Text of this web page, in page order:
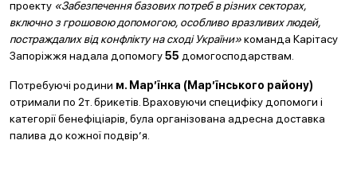
проекту «Забезпечення базових потреб в різних секторах,
включно з грошовою допомогою, особливо вразливих людей,
постраждалих від конфлікту на сході України»команда Карітасу
Запоріжжя надала допомогу55 домогосподарствам.
Потребуючі родини м. Мар’їнка (Мар’їнського району)
отримали по 2т. брикетів. Враховуючи специфіку допомоги і
категорії бенефіціарів, була організована адресна доставка
палива до кожної подвір’я.